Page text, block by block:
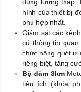
dung lượng thấp,
hình của thiết bị
phù hợp nhất.
Giám sát các
cứ thông tin quan
chức năng quét
riêng biệt, tăng
Bộ đàm 3km
tiện ích (khóa